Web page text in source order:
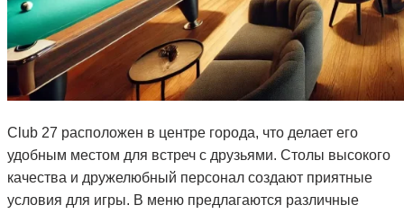
Club 27 расположен в центре города, что делает его
удобным местом для встреч с друзьями. Столы высокого
качества и дружелюбный персонал создают приятные
условия для игры. В меню предлагаются различные